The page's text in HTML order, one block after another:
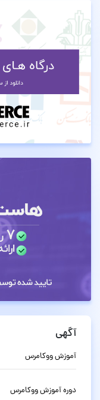
آگهی
آموزش ووکامرس
دوره آموزش ووکامرس